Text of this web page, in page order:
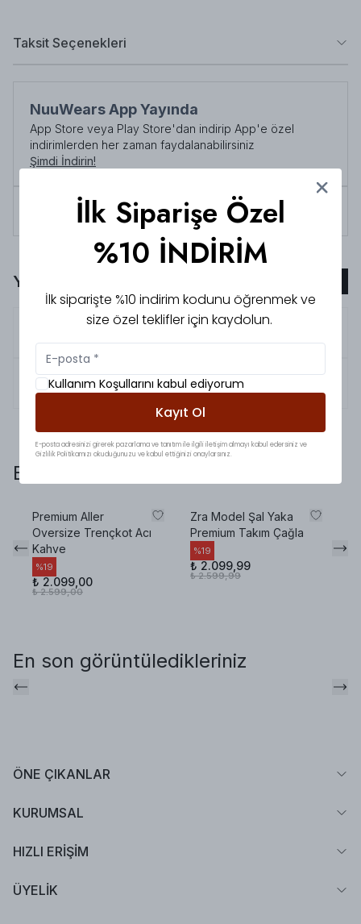
Taksit Seçenekleri
NuuWears App Yayında
App Store veya Play Store'dan indirip App'e özel
indirimlerden her zaman faydalanabilirsiniz
Şimdi İndirin!
Tüm siparişlerde 3000 TL üzeri kargo ücretsiz!
Yorumlar
5.0
4.0 Zeynep
Bunlara da baktınız mı?
Premium Aller
Oversize Trençkot Acı
Kahve
%19
₺ 2.099,00
₺ 2.599,00
Zra Model Şal Yaka
Premium Takım Çağla
%19
₺ 2.099,99
₺ 2.599,99
En son görüntüledikleriniz
ÖNE ÇIKANLAR
KURUMSAL
HIZLI ERİŞİM
ÜYELİK
İlk Siparişe Özel
%10 İNDİRİM
İlk siparişte %10 indirim kodunu öğrenmek ve
size özel teklifler için kaydolun.
Kullanım Koşullarını kabul ediyorum
Kayıt Ol
E-posta adresinizi girerek pazarlama ve tanıtım ile ilgili iletişim almayı kabul edersiniz ve
Gizlilik Politikamızı okuduğunuzu ve kabul ettiğinizi onaylarsınız.